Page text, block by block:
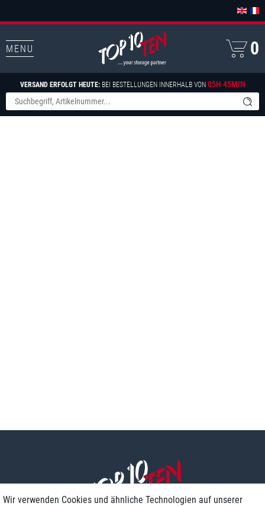
MENU
VERSAND ERFOLGT HEUTE:BEI BESTELLUNGEN INNERHALB VON 05H 45MIN
0
Wir verwenden Cookies und ähnliche Technologien auf unserer